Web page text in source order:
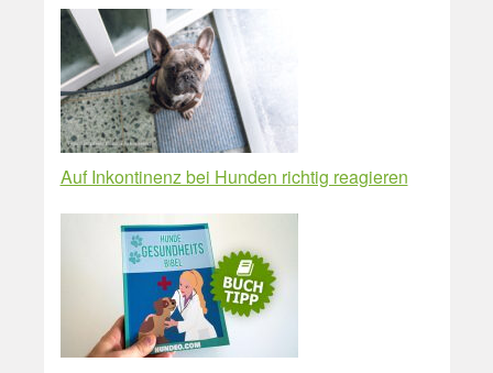
Auf Inkontinenz bei Hunden richtig reagieren